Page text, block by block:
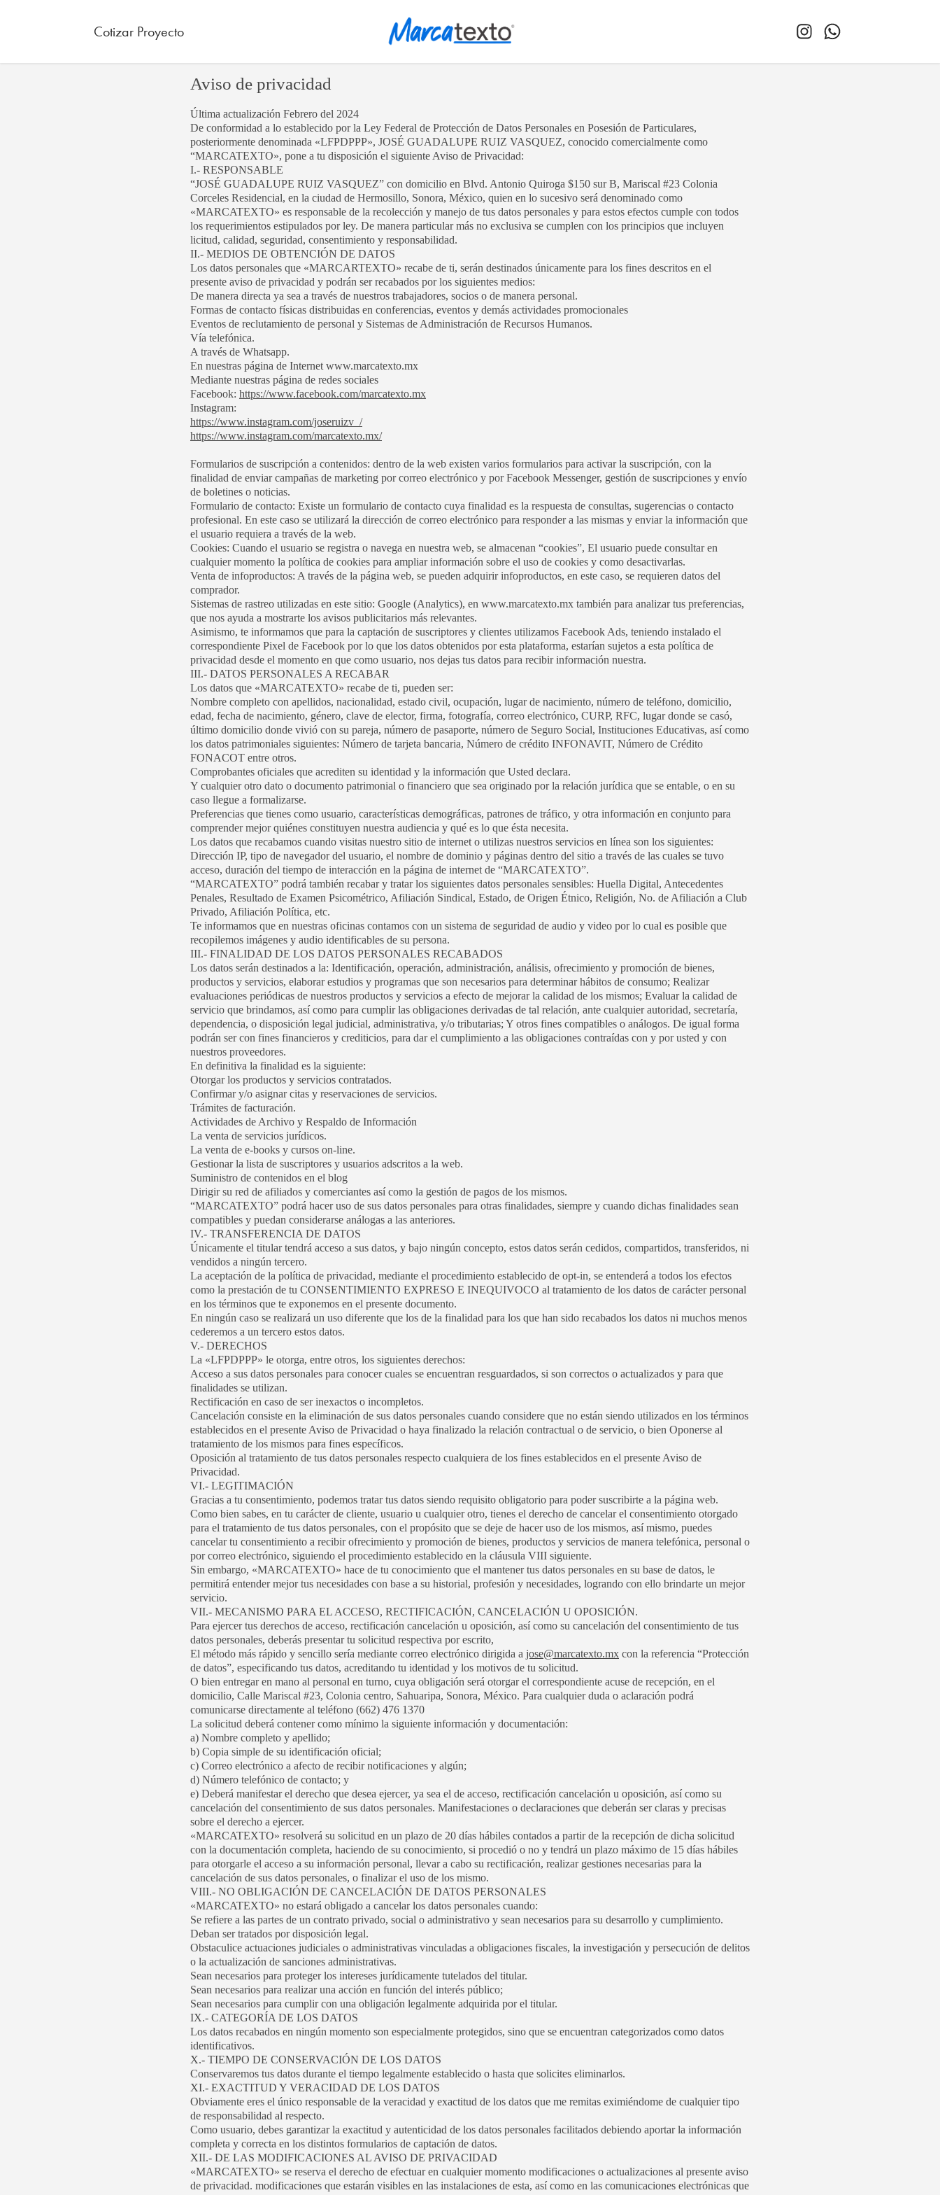
Cotizar Proyecto
Aviso de privacidad
Última actualización Febrero del 2024
De conformidad a lo establecido por la Ley Federal de Protección de Datos Personales en Posesión de Particulares,
posteriormente denominada «LFPDPPP», JOSÉ GUADALUPE RUIZ VASQUEZ, conocido comercialmente como
“MARCATEXTO», pone a tu disposición el siguiente Aviso de Privacidad:
I.- RESPONSABLE
“JOSÉ GUADALUPE RUIZ VASQUEZ” con domicilio en Blvd. Antonio Quiroga $150 sur B, Mariscal #23 Colonia
Corceles Residencial, en la ciudad de Hermosillo, Sonora, México, quien en lo sucesivo será denominado como
«MARCATEXTO» es responsable de la recolección y manejo de tus datos personales y para estos efectos cumple con todos
los requerimientos estipulados por ley. De manera particular más no exclusiva se cumplen con los principios que incluyen
licitud, calidad, seguridad, consentimiento y responsabilidad.
II.- MEDIOS DE OBTENCIÓN DE DATOS
Los datos personales que «MARCARTEXTO» recabe de ti, serán destinados únicamente para los fines descritos en el
presente aviso de privacidad y podrán ser recabados por los siguientes medios:
De manera directa ya sea a través de nuestros trabajadores, socios o de manera personal.
Formas de contacto físicas distribuidas en conferencias, eventos y demás actividades promocionales
Eventos de reclutamiento de personal y Sistemas de Administración de Recursos Humanos.
Vía telefónica.
A través de Whatsapp.
En nuestras página de Internet www.marcatexto.mx
Mediante nuestras página de redes sociales
Facebook: https://www.facebook.com/marcatexto.mx
Instagram:
https://www.instagram.com/joseruizv_/
https://www.instagram.com/marcatexto.mx/
Formularios de suscripción a contenidos: dentro de la web existen varios formularios para activar la suscripción, con la
finalidad de enviar campañas de marketing por correo electrónico y por Facebook Messenger, gestión de suscripciones y envío
de boletines o noticias.
Formulario de contacto: Existe un formulario de contacto cuya finalidad es la respuesta de consultas, sugerencias o contacto
profesional. En este caso se utilizará la dirección de correo electrónico para responder a las mismas y enviar la información que
el usuario requiera a través de la web.
Cookies: Cuando el usuario se registra o navega en nuestra web, se almacenan “cookies”, El usuario puede consultar en
cualquier momento la política de cookies para ampliar información sobre el uso de cookies y como desactivarlas.
Venta de infoproductos: A través de la página web, se pueden adquirir infoproductos, en este caso, se requieren datos del
comprador.
Sistemas de rastreo utilizadas en este sitio: Google (Analytics), en www.marcatexto.mx también para analizar tus preferencias,
que nos ayuda a mostrarte los avisos publicitarios más relevantes.
Asimismo, te informamos que para la captación de suscriptores y clientes utilizamos Facebook Ads, teniendo instalado el
correspondiente Pixel de Facebook por lo que los datos obtenidos por esta plataforma, estarían sujetos a esta política de
privacidad desde el momento en que como usuario, nos dejas tus datos para recibir información nuestra.
III.- DATOS PERSONALES A RECABAR
Los datos que «MARCATEXTO» recabe de ti, pueden ser:
Nombre completo con apellidos, nacionalidad, estado civil, ocupación, lugar de nacimiento, número de teléfono, domicilio,
edad, fecha de nacimiento, género, clave de elector, firma, fotografía, correo electrónico, CURP, RFC, lugar donde se casó,
último domicilio donde vivió con su pareja, número de pasaporte, número de Seguro Social, Instituciones Educativas, así como
los datos patrimoniales siguientes: Número de tarjeta bancaria, Número de crédito INFONAVIT, Número de Crédito
FONACOT entre otros.
Comprobantes oficiales que acrediten su identidad y la información que Usted declara.
Y cualquier otro dato o documento patrimonial o financiero que sea originado por la relación jurídica que se entable, o en su
caso llegue a formalizarse.
Preferencias que tienes como usuario, características demográficas, patrones de tráfico, y otra información en conjunto para
comprender mejor quiénes constituyen nuestra audiencia y qué es lo que ésta necesita.
Los datos que recabamos cuando visitas nuestro sitio de internet o utilizas nuestros servicios en línea son los siguientes:
Dirección IP, tipo de navegador del usuario, el nombre de dominio y páginas dentro del sitio a través de las cuales se tuvo
acceso, duración del tiempo de interacción en la página de internet de “MARCATEXTO”.
“MARCATEXTO” podrá también recabar y tratar los siguientes datos personales sensibles: Huella Digital, Antecedentes
Penales, Resultado de Examen Psicométrico, Afiliación Sindical, Estado, de Origen Étnico, Religión, No. de Afiliación a Club
Privado, Afiliación Política, etc.
Te informamos que en nuestras oficinas contamos con un sistema de seguridad de audio y video por lo cual es posible que
recopilemos imágenes y audio identificables de su persona.
III.- FINALIDAD DE LOS DATOS PERSONALES RECABADOS
Los datos serán destinados a la: Identificación, operación, administración, análisis, ofrecimiento y promoción de bienes,
productos y servicios, elaborar estudios y programas que son necesarios para determinar hábitos de consumo; Realizar
evaluaciones periódicas de nuestros productos y servicios a efecto de mejorar la calidad de los mismos; Evaluar la calidad de
servicio que brindamos, así como para cumplir las obligaciones derivadas de tal relación, ante cualquier autoridad, secretaría,
dependencia, o disposición legal judicial, administrativa, y/o tributarias; Y otros fines compatibles o análogos. De igual forma
podrán ser con fines financieros y crediticios, para dar el cumplimiento a las obligaciones contraídas con y por usted y con
nuestros proveedores.
En definitiva la finalidad es la siguiente:
Otorgar los productos y servicios contratados.
Confirmar y/o asignar citas y reservaciones de servicios.
Trámites de facturación.
Actividades de Archivo y Respaldo de Información
La venta de servicios jurídicos.
La venta de e-books y cursos on-line.
Gestionar la lista de suscriptores y usuarios adscritos a la web.
Suministro de contenidos en el blog
Dirigir su red de afiliados y comerciantes así como la gestión de pagos de los mismos.
“MARCATEXTO” podrá hacer uso de sus datos personales para otras finalidades, siempre y cuando dichas finalidades sean
compatibles y puedan considerarse análogas a las anteriores.
IV.- TRANSFERENCIA DE DATOS
Únicamente el titular tendrá acceso a sus datos, y bajo ningún concepto, estos datos serán cedidos, compartidos, transferidos, ni
vendidos a ningún tercero.
La aceptación de la política de privacidad, mediante el procedimiento establecido de opt-in, se entenderá a todos los efectos
como la prestación de tu CONSENTIMIENTO EXPRESO E INEQUIVOCO al tratamiento de los datos de carácter personal
en los términos que te exponemos en el presente documento.
En ningún caso se realizará un uso diferente que los de la finalidad para los que han sido recabados los datos ni muchos menos
cederemos a un tercero estos datos.
V.- DERECHOS
La «LFPDPPP» le otorga, entre otros, los siguientes derechos:
Acceso a sus datos personales para conocer cuales se encuentran resguardados, si son correctos o actualizados y para que
finalidades se utilizan.
Rectificación en caso de ser inexactos o incompletos.
Cancelación consiste en la eliminación de sus datos personales cuando considere que no están siendo utilizados en los términos
establecidos en el presente Aviso de Privacidad o haya finalizado la relación contractual o de servicio, o bien Oponerse al
tratamiento de los mismos para fines específicos.
Oposición al tratamiento de tus datos personales respecto cualquiera de los fines establecidos en el presente Aviso de
Privacidad.
VI.- LEGITIMACIÓN
Gracias a tu consentimiento, podemos tratar tus datos siendo requisito obligatorio para poder suscribirte a la página web.
Como bien sabes, en tu carácter de cliente, usuario u cualquier otro, tienes el derecho de cancelar el consentimiento otorgado
para el tratamiento de tus datos personales, con el propósito que se deje de hacer uso de los mismos, así mismo, puedes
cancelar tu consentimiento a recibir ofrecimiento y promoción de bienes, productos y servicios de manera telefónica, personal o
por correo electrónico, siguiendo el procedimiento establecido en la cláusula VIII siguiente.
Sin embargo, «MARCATEXTO» hace de tu conocimiento que el mantener tus datos personales en su base de datos, le
permitirá entender mejor tus necesidades con base a su historial, profesión y necesidades, logrando con ello brindarte un mejor
servicio.
VII.- MECANISMO PARA EL ACCESO, RECTIFICACIÓN, CANCELACIÓN U OPOSICIÓN.
Para ejercer tus derechos de acceso, rectificación cancelación u oposición, así como su cancelación del consentimiento de tus
datos personales, deberás presentar tu solicitud respectiva por escrito,
El método más rápido y sencillo sería mediante correo electrónico dirigida a jose@marcatexto.mx con la referencia “Protección
de datos”, especificando tus datos, acreditando tu identidad y los motivos de tu solicitud.
O bien entregar en mano al personal en turno, cuya obligación será otorgar el correspondiente acuse de recepción, en el
domicilio, Calle Mariscal #23, Colonia centro, Sahuaripa, Sonora, México. Para cualquier duda o aclaración podrá
comunicarse directamente al teléfono (662) 476 1370
La solicitud deberá contener como mínimo la siguiente información y documentación:
a) Nombre completo y apellido;
b) Copia simple de su identificación oficial;
c) Correo electrónico a afecto de recibir notificaciones y algún;
d) Número telefónico de contacto; y
e) Deberá manifestar el derecho que desea ejercer, ya sea el de acceso, rectificación cancelación u oposición, así como su
cancelación del consentimiento de sus datos personales. Manifestaciones o declaraciones que deberán ser claras y precisas
sobre el derecho a ejercer.
«MARCATEXTO» resolverá su solicitud en un plazo de 20 días hábiles contados a partir de la recepción de dicha solicitud
con la documentación completa, haciendo de su conocimiento, si procedió o no y tendrá un plazo máximo de 15 días hábiles
para otorgarle el acceso a su información personal, llevar a cabo su rectificación, realizar gestiones necesarias para la
cancelación de sus datos personales, o finalizar el uso de los mismo.
VIII.- NO OBLIGACIÓN DE CANCELACIÓN DE DATOS PERSONALES
«MARCATEXTO» no estará obligado a cancelar los datos personales cuando:
Se refiere a las partes de un contrato privado, social o administrativo y sean necesarios para su desarrollo y cumplimiento.
Deban ser tratados por disposición legal.
Obstaculice actuaciones judiciales o administrativas vinculadas a obligaciones fiscales, la investigación y persecución de delitos
o la actualización de sanciones administrativas.
Sean necesarios para proteger los intereses jurídicamente tutelados del titular.
Sean necesarios para realizar una acción en función del interés público;
Sean necesarios para cumplir con una obligación legalmente adquirida por el titular.
IX.- CATEGORÍA DE LOS DATOS
Los datos recabados en ningún momento son especialmente protegidos, sino que se encuentran categorizados como datos
identificativos.
X.- TIEMPO DE CONSERVACIÓN DE LOS DATOS
Conservaremos tus datos durante el tiempo legalmente establecido o hasta que solicites eliminarlos.
XI.- EXACTITUD Y VERACIDAD DE LOS DATOS
Obviamente eres el único responsable de la veracidad y exactitud de los datos que me remitas eximiéndome de cualquier tipo
de responsabilidad al respecto.
Como usuario, debes garantizar la exactitud y autenticidad de los datos personales facilitados debiendo aportar la información
completa y correcta en los distintos formularios de captación de datos.
XII.- DE LAS MODIFICACIONES AL AVISO DE PRIVACIDAD
«MARCATEXTO» se reserva el derecho de efectuar en cualquier momento modificaciones o actualizaciones al presente aviso
de privacidad. modificaciones que estarán visibles en las instalaciones de esta, así como en las comunicaciones electrónicas que